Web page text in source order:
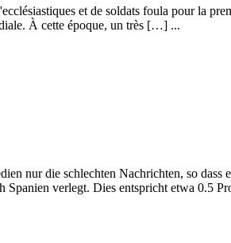
et de soldats foula pour la
À cette époque, un très […] ...
nur die schlechten Nachrichten, so dass
Spanien verlegt. Dies entspricht etwa 0.5